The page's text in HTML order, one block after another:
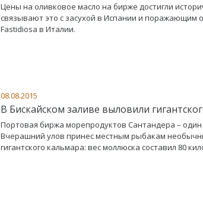
Цены на оливковое масло на бирже достигли
связывают это с засухой в Испании и поражающим
Fastidiosa в Италии.
08.08.2015
В Бискайском заливе выловили
Портовая биржа морепродуктов Сантандера –
Вчерашний улов принес местным рыбакам
гигантского кальмара: вес моллюска составил 80